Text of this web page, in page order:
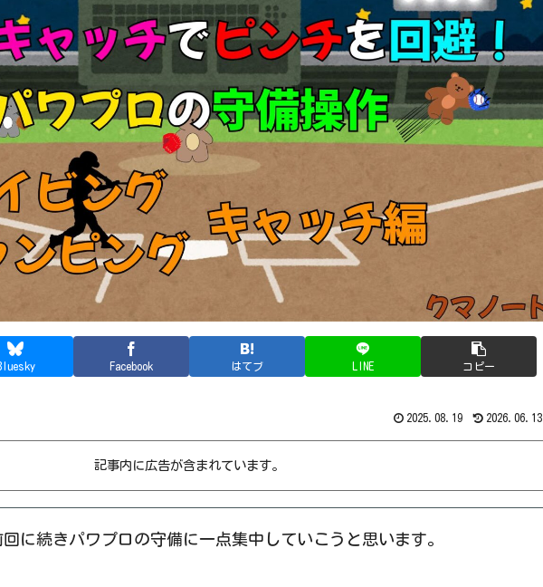
Facebook はてブ LINE コピー
2025.08.19 2026.06.13
記事内に広告が含まれています。
に続きパワプロの守備に一点集中していこうと思います。